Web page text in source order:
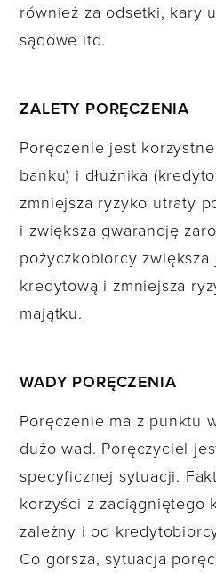
również za odsetki, kary
sądowe itd.
ZALETY PORĘCZENIA
Poręczenie jest
banku) i dłużnika
zmniejsza ryzyko utraty
i zwiększa gwarancję
pożyczkobiorcy
kredytową i zmniejsza
majątku.
WADY PORĘCZENIA
Poręczenie ma z punktu
dużo wad. Poręczyciel
specyficznej sytuacji.
korzyści z zaciągniętego
zależny i od
Co gorsza, sytuacja